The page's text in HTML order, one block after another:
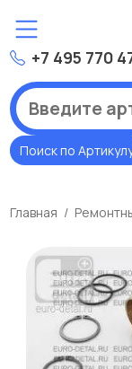
+7 495 770
Поиск по
Главная